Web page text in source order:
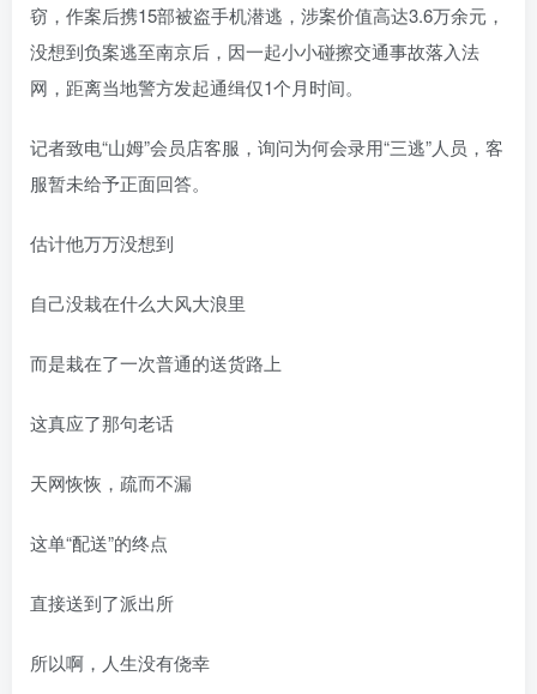
窃，作案后携15部被盗手机潜逃，涉案价值高达3.6万余元，
没想到负案逃至南京后，因一起小小碰擦交通事故落入法
网，距离当地警方发起通缉仅1个月时间。
记者致电“山姆”会员店客服，询问为何会录用“三逃”人员，客
服暂未给予正面回答。
估计他万万没想到
自己没栽在什么大风大浪里
而是栽在了一次普通的送货路上
这真应了那句老话
天网恢恢，疏而不漏
这单“配送”的终点
直接送到了派出所
所以啊，人生没有侥幸